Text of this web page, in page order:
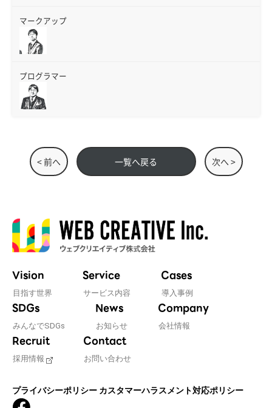
マークアップ
プログラマー
< 前へ 一覧へ戻る 次へ >
Vision
目指す世界
Service
サービス内容
Cases
導入事例
SDGs
みんなでSDGs
News
お知らせ
Company
会社情報
Recruit
採用情報
Contact
お問い合わせ
プライバシーポリシー カスタマーハラスメント対応ポリシー